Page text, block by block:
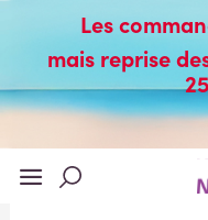
Les
mais reprise